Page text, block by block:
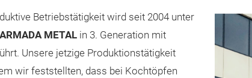
Betriebstätigkeit wird seit 2004 unter
ARMADA METAL in 3. Generation mit
Unsere jetzige Produktionstätigkeit
wir feststellten, dass bei Kochtöpfen